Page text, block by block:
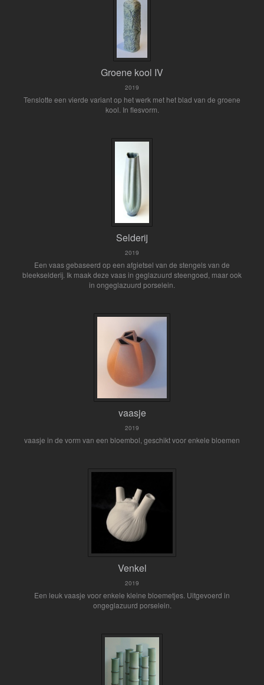
Groene kool IV
2019
Tenslotte een vierde variant op het werk met het blad van de groene
kool. In flesvorm.
Selderij
2019
Een vaas gebaseerd op een afgietsel van de stengels van de
bleekselderij. Ik maak deze vaas in geglazuurd steengoed, maar ook
in ongeglazuurd porselein.
vaasje
2019
vaasje in de vorm van een bloembol, geschikt voor enkele bloemen
Venkel
2019
Een leuk vaasje voor enkele kleine bloemetjes. Uitgevoerd in
ongeglazuurd porselein.